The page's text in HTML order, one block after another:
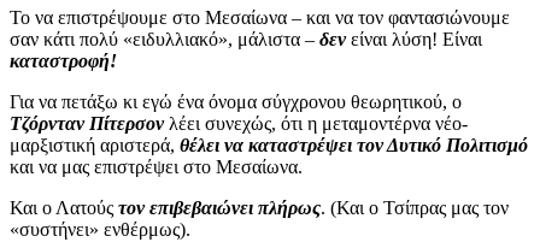
Το να επιστρέψουμε στο Μεσαίωνα – και να τον φαντασιώνουμε
σαν κάτι πολύ «ειδυλλιακό», μάλιστα – δενείναι λύση! Είναι
καταστροφή!
Για να πετάξω κι εγώ ένα όνομα σύγχρονου θεωρητικού, ο
Τζόρνταν Πίτερσον λέει συνεχώς, ότι η μεταμοντέρνα νέο-
μαρξιστική αριστερά, θέλει να καταστρέψει τον Δυτικό Πολιτισμό
και να μας επιστρέψει στο Μεσαίωνα.
Και ο Λατούς τον επιβεβαιώνει πλήρως. (Και ο Τσίπρας μας τον
«συστήνει» ενθέρμως).